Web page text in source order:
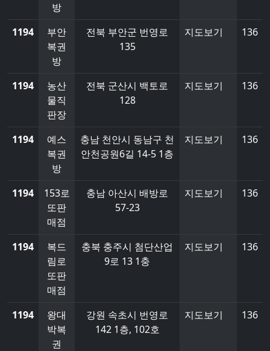
방
1194
부안
복권
방
전북 부안군 번영로
135
지도보기 136
1194
농산
물직
판장
전북 군산시 백토로
128
지도보기 136
1194
예스
복권
방
충남 천안시 동남구 천
안천공원6길 14-5 1층
지도보기 136
1194
153로
또판
매점
충남 아산시 배방로
57-23
지도보기 136
1194
복드
림로
또판
매점
충북 충주시 첨단산업
9로 13 1충
지도보기 136
1194
왕대
박복
권
강원 속초시 번영로
142 1층, 102호
지도보기 136